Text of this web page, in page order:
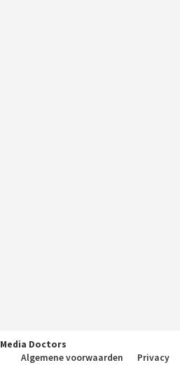
Media Doctors
Algemene voorwaarden
Privacy